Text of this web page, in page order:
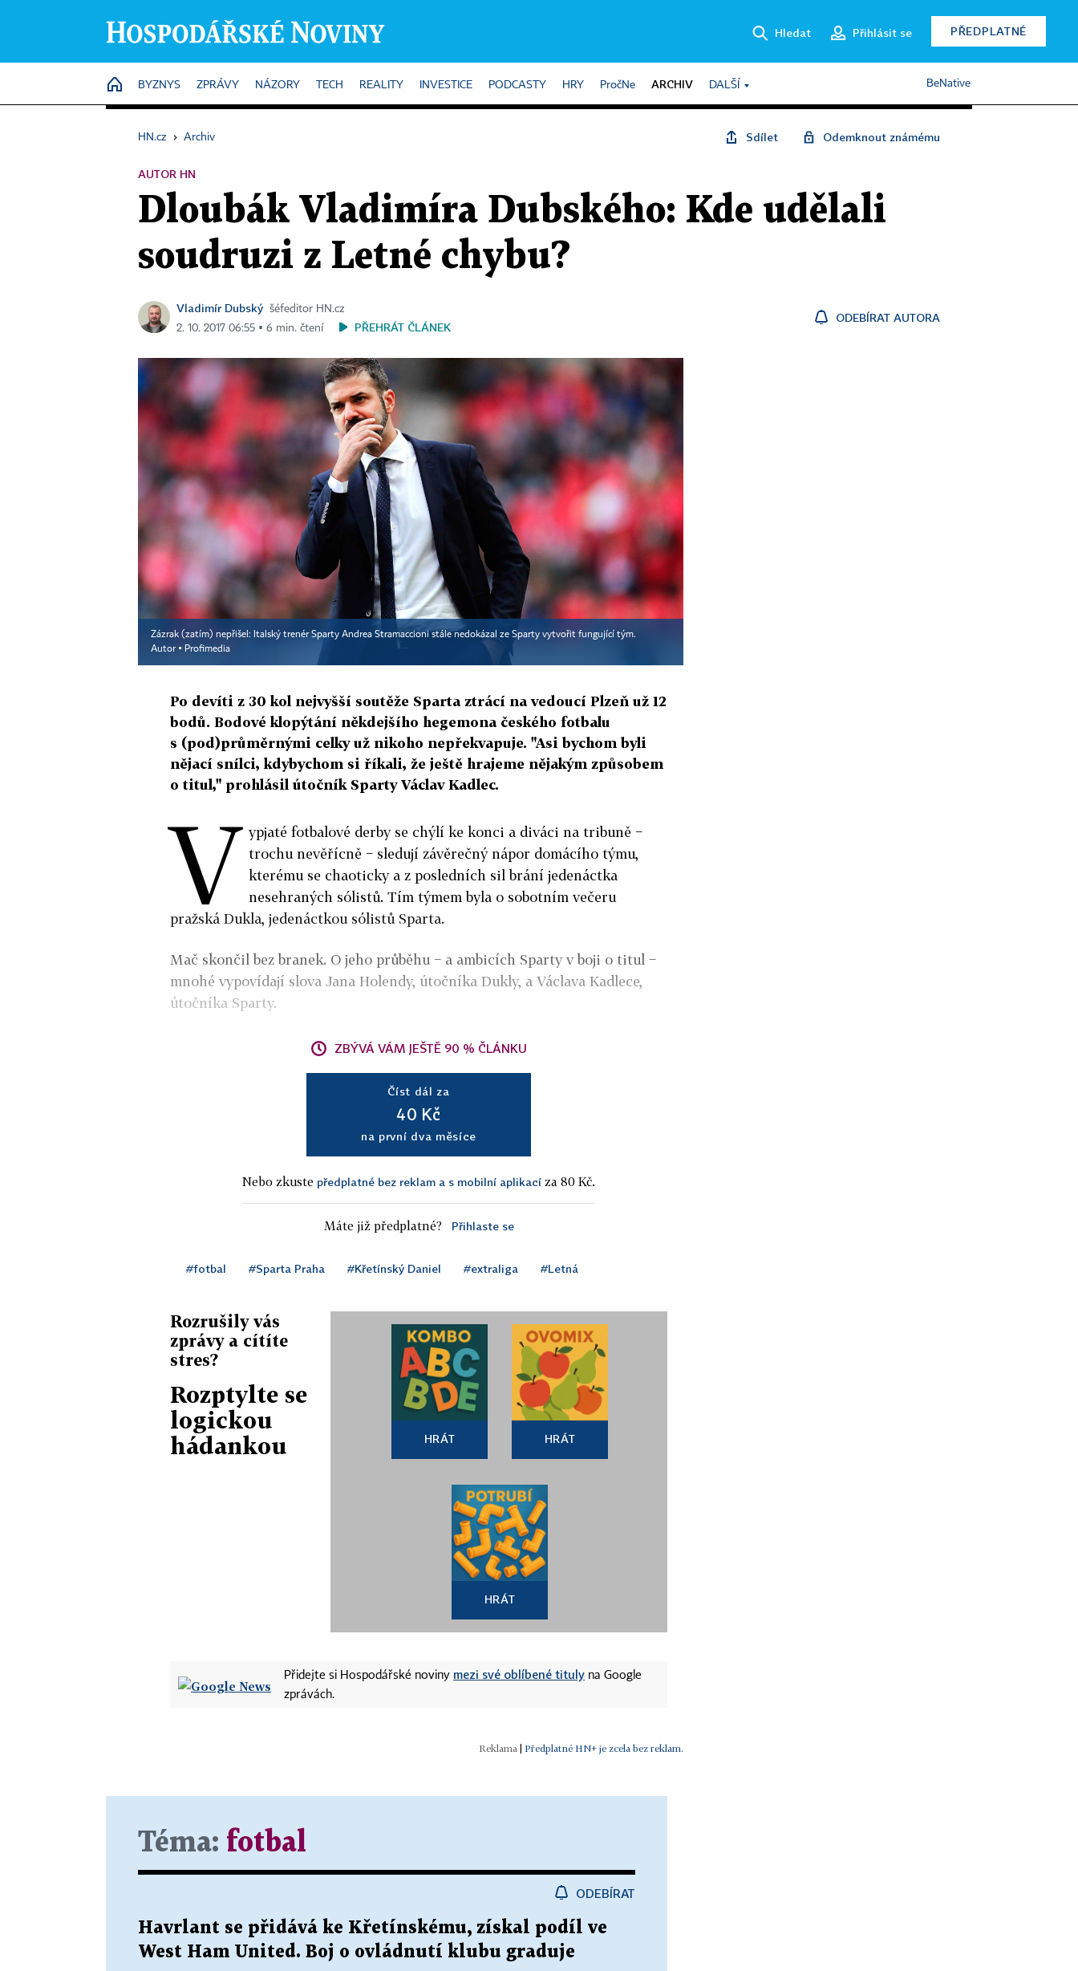
Hledat Přihlásit se PŘEDPLATNÉ
HOME
BYZNYS ZPRÁVY NÁZORY TECH REALITY INVESTICE PODCASTY HRY PročNe ARCHIV DALŠÍ BeNative
HN.cz › Archiv Sdílet Odemknout známému
AUTOR HN
Dloubák Vladimíra Dubského: Kde udělali
soudruzi z Letné chybu?
Vladimír Dubský šéfeditor HN.cz
2. 10. 2017 06:55 ▪ 6 min. čtení
PŘEHRÁT ČLÁNEK
ODEBÍRAT AUTORA
Zázrak (zatím) nepřišel: Italský trenér Sparty Andrea Stramaccioni stále nedokázal ze Sparty vytvořit fungující tým.
Autor ▪ Profimedia
Po devíti z 30 kol nejvyšší soutěže Sparta ztrácí na vedoucí Plzeň už 12
bodů. Bodové klopýtání někdejšího hegemona českého fotbalu
s (pod)průměrnými celky už nikoho nepřekvapuje. "Asi bychom byli
nějací snílci, kdybychom si říkali, že ještě hrajeme nějakým způsobem
o titul," prohlásil útočník Sparty Václav Kadlec.
V ypjaté fotbalové derby se chýlí ke konci a diváci na tribuně −
trochu nevěřícně − sledují závěrečný nápor domácího týmu,
kterému se chaoticky a z posledních sil brání jedenáctka
nesehraných sólistů. Tím týmem byla o sobotním večeru
pražská Dukla, jedenáctkou sólistů Sparta.
Mač skončil bez branek. O jeho průběhu − a ambicích Sparty v boji o titul −
mnohé vypovídají slova Jana Holendy, útočníka Dukly, a Václava Kadlece,
útočníka Sparty.
ZBÝVÁ VÁM JEŠTĚ 90 % ČLÁNKU
Číst dál za
40 Kč
na první dva měsíce
Nebo zkuste předplatné bez reklam a s mobilní aplikací za 80 Kč.
Máte již předplatné? Přihlaste se
#fotbal #Sparta Praha #Křetínský Daniel #extraliga #Letná
Rozrušily vás
zprávy a cítíte
stres?
Rozptylte se
logickou
hádankou
HRÁT HRÁT
HRÁT
Přidejte si Hospodářské noviny mezi své oblíbené tituly na Google
zprávách.
| Předplatné HN+ je zcela bez reklam.
Téma: fotbal
ODEBÍRAT
Havrlant se přidává ke Křetínskému, získal podíl ve
West Ham United. Boj o ovládnutí klubu graduje